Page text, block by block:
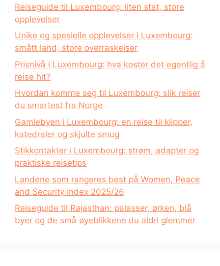
Reiseguide til Luxembourg: liten stat, store
opplevelser
Unike og spesielle opplevelser i Luxembourg:
smått land, store overraskelser
Prisnivå i Luxembourg: hva koster det egentlig å
reise hit?
Hvordan komme seg til Luxembourg: slik reiser
du smartest fra Norge
Gamlebyen i Luxembourg: en reise til klipper,
katedraler og skjulte smug
Stikkontakter i Luxembourg: strøm, adapter og
praktiske reisetips
Landene som rangeres best på Women, Peace
and Security Index 2025/26
Reiseguide til Rajasthan: palasser, ørken, blå
byer og de små øyeblikkene du aldri glemmer